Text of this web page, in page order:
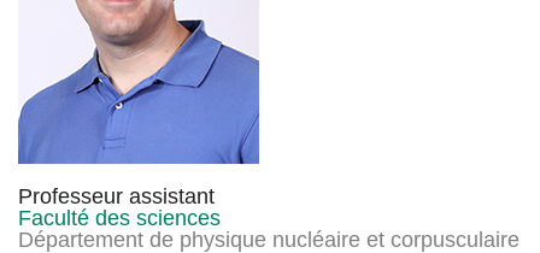
Professeur assistant
Faculté des sciences
Département de physique nucléaire et corpusculaire